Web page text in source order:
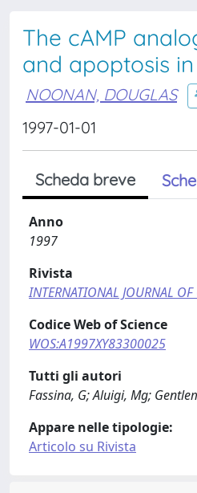
The cAMP
and apoptosis
NOONAN, DOUGLAS
1997-01-01
Scheda breve
Anno
1997
Rivista
INTERNATIONAL JOURNAL OF
Codice Web of Science
WOS:A1997XY83300025
Tutti gli autori
Fassina, G; Aluigi, Mg;
Appare nelle tipologie:
Articolo su Rivista